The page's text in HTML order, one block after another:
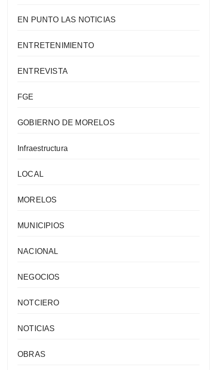
EN PUNTO LAS NOTICIAS
ENTRETENIMIENTO
ENTREVISTA
FGE
GOBIERNO DE MORELOS
Infraestructura
LOCAL
MORELOS
MUNICIPIOS
NACIONAL
NEGOCIOS
NOTCIERO
NOTICIAS
OBRAS